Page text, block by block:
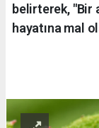
belirterek, "Bir
hayatına mal